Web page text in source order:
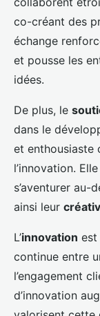
co-créant des
échange
et pousse les
idées.
De plus, le
dans le
et enthousiaste
l’innovation.
s’aventurer au-
ainsi leur
L’innovation est
continue entre
l’engagement
d’innovation